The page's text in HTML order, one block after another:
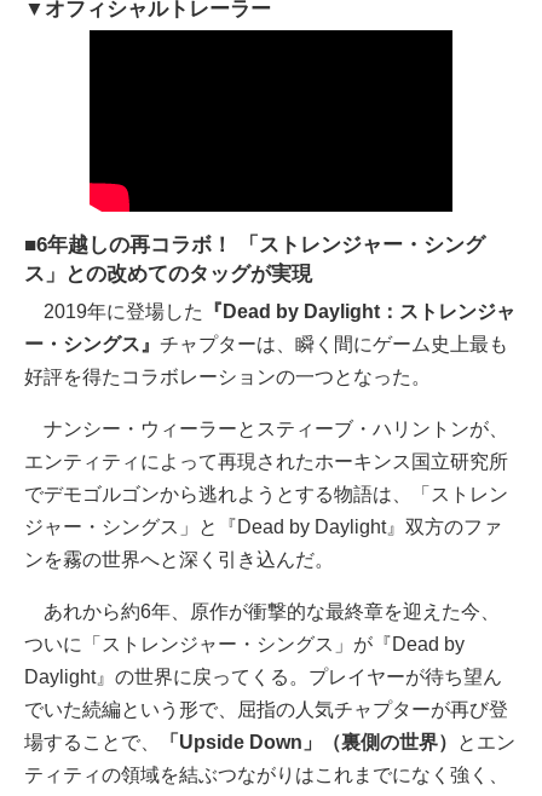
▼オフィシャルトレーラー
■6年越しの再コラボ！ 「ストレンジャー・シング
ス」との改めてのタッグが実現
2019年に登場した
『Dead by Daylight：ストレンジャ
ー・シングス』 チャプターは、瞬く間にゲーム史上最も
好評を得たコラボレーションの一つとなった。
ナンシー・ウィーラーとスティーブ・ハリントンが、
エンティティによって再現されたホーキンス国立研究所
でデモゴルゴンから逃れようとする物語は、「ストレン
ジャー・シングス」と『Dead by Daylight』双方のファ
ンを霧の世界へと深く引き込んだ。
あれから約6年、原作が衝撃的な最終章を迎えた今、
ついに「ストレンジャー・シングス」が『Dead by
Daylight』の世界に戻ってくる。プレイヤーが待ち望ん
でいた続編という形で、屈指の人気チャプターが再び登
場することで、
「Upside Down」（裏側の世界）
とエン
ティティの領域を結ぶつながりはこれまでになく強く、